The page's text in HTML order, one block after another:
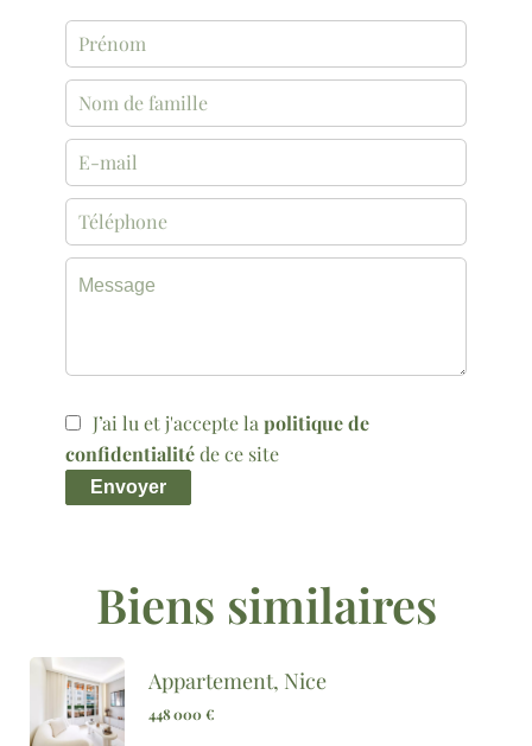
J’ai lu et j'accepte la politique de
confidentialitéde ce site
Envoyer
Biens similaires
Appartement, Nice
448 000 €